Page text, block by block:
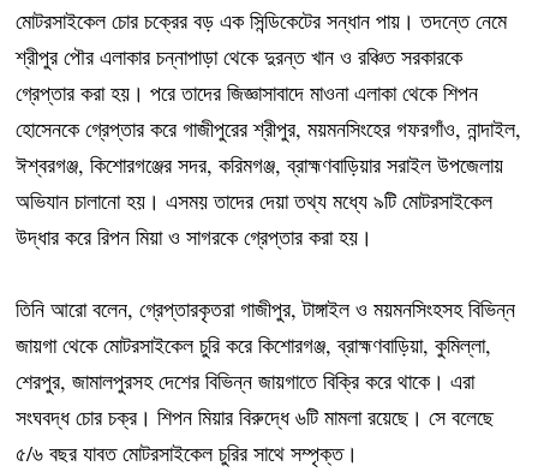
মোটরসাইকেল চোর চক্রের বড় এক সিন্ডিকেটের সন্ধান পায়। তদন্তে নেমে
শ্রীপুর পৌর এলাকার চন্নাপাড়া থেকে দুরন্ত খান ও রঞ্চিত সরকারকে
গ্রেপ্তার করা হয়। পরে তাদের জিজ্ঞাসাবাদে মাওনা এলাকা থেকে শিপন
হোসেনকে গ্রেপ্তার করে গাজীপুরের শ্রীপুর, ময়মনসিংহের গফরগাঁও, নান্দাইল,
ঈশ্বরগঞ্জ, কিশোরগঞ্জের সদর, করিমগঞ্জ, ব্রাহ্মণবাড়িয়ার সরাইল উপজেলায়
অভিযান চালানো হয়। এসময় তাদের দেয়া তথ্য মধ্যে ৯টি মোটরসাইকেল
উদ্ধার করে রিপন মিয়া ও সাগরকে গ্রেপ্তার করা হয়।
তিনি আরো বলেন, গ্রেপ্তারকৃতরা গাজীপুর, টাঙ্গাইল ও ময়মনসিংহসহ বিভিন্ন
জায়গা থেকে মোটরসাইকেল চুরি করে কিশোরগঞ্জ, ব্রাহ্মণবাড়িয়া, কুমিল্লা,
শেরপুর, জামালপুরসহ দেশের বিভিন্ন জায়গাতে বিক্রি করে থাকে। এরা
সংঘবদ্ধ চোর চক্র। শিপন মিয়ার বিরুদ্ধে ৬টি মামলা রয়েছে। সে বলেছে
৫/৬ বছর যাবত মোটরসাইকেল চুরির সাথে সম্পৃক্ত।